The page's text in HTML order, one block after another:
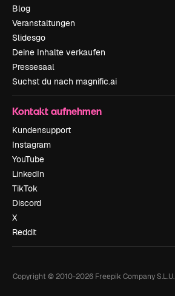
Blog
Veranstaltungen
Slidesgo
Deine Inhalte verkaufen
Pressesaal
Suchst du nach magnific.ai
Kontakt aufnehmen
Kundensupport
Instagram
YouTube
LinkedIn
TikTok
Discord
X
Reddit
Copyright © 2010-2026Freepik Company S.L.U.